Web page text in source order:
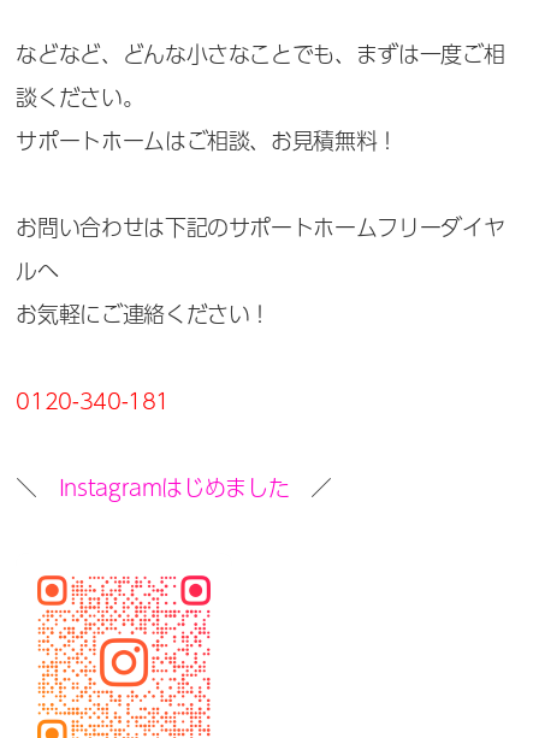
などなど、どんな小さなことでも、まずは一度ご相
談ください。
サポートホームはご相談、お見積無料！
お問い合わせは下記のサポートホームフリーダイヤ
ルへ
お気軽にご連絡ください！
0120-340-181
＼ Instagramはじめました ／